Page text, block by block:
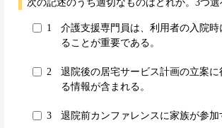
次の記述のうち適切なものはどれか。3つ選
1
介護支援専門員は、利用者の入院
ることが重要である。
2
退院後の居宅サービス計画の立案
る情報が含まれる。
3 退院前カンファレンスに家族が参